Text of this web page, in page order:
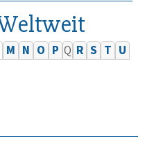
M N O P Q R S T U